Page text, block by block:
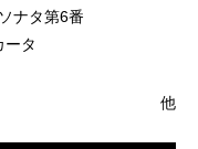
ナタ第6番
ータ
他